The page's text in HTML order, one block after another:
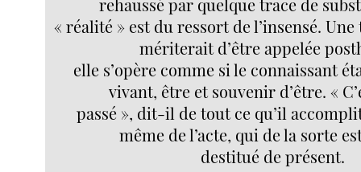
« réalité » est du ressort de l’insensé.
mériterait d’être appelée
elle s’opère comme si le connaissant
vivant, être et souvenir d’être. «
passé », dit-il de tout ce qu’il
même de l’acte, qui de la sorte
destitué de présent.